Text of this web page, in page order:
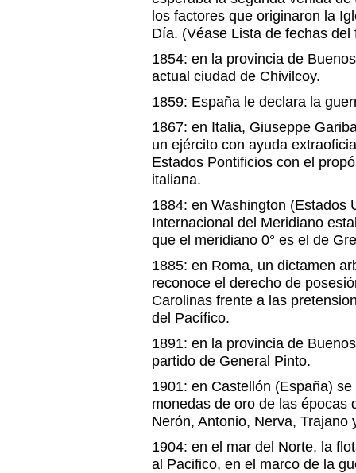
los factores que originaron la
Día. (Véase Lista de fechas del
1854: en la provincia de
actual ciudad de Chivilcoy.
1859: España le declara la
1867: en Italia, Giuseppe
un ejército con ayuda
Estados Pontificios con el
italiana.
1884: en Washington (Estados
Internacional del Meridiano
que el meridiano 0° es el de
1885: en Roma, un dictamen
reconoce el derecho de
Carolinas frente a las
del Pacífico.
1891: en la provincia de
partido de General Pinto.
1901: en Castellón (España)
monedas de oro de las épocas
Nerón, Antonio, Nerva, Trajano
1904: en el mar del Norte, la
al Pacifico, en el marco de la